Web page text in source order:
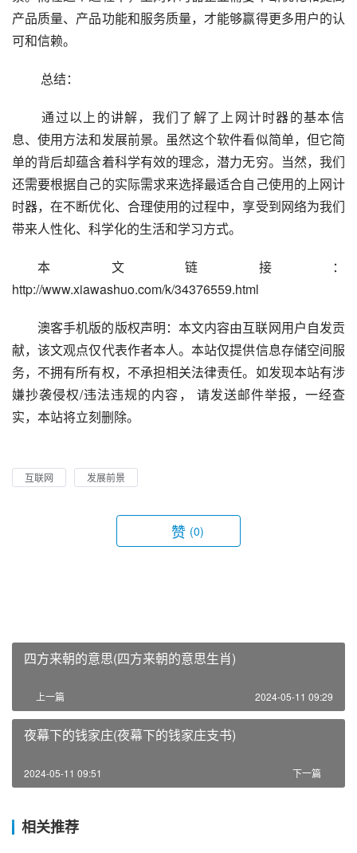
产品质量、产品功能和服务质量，才能够赢得更多用户的认
可和信赖。
总结：
通过以上的讲解，我们了解了上网计时器的基本信
息、使用方法和发展前景。虽然这个软件看似简单，但它简
单的背后却蕴含着科学有效的理念，潜力无穷。当然，我们
还需要根据自己的实际需求来选择最适合自己使用的上网计
时器，在不断优化、合理使用的过程中，享受到网络为我们
带来人性化、科学化的生活和学习方式。
本文链接：
http://www.xiawashuo.com/k/34376559.html
澳客手机版的版权声明：本文内容由互联网用户自发贡
献，该文观点仅代表作者本人。本站仅提供信息存储空间服
务，不拥有所有权，不承担相关法律责任。如发现本站有涉
嫌抄袭侵权/违法违规的内容， 请发送邮件举报，一经查
实，本站将立刻删除。
互联网 发展前景
赞 (0)
四方来朝的意思(四方来朝的意思生肖)
上一篇 2024-05-11 09:29
夜幕下的钱家庄(夜幕下的钱家庄支书)
下一篇
2024-05-11 09:51
相关推荐